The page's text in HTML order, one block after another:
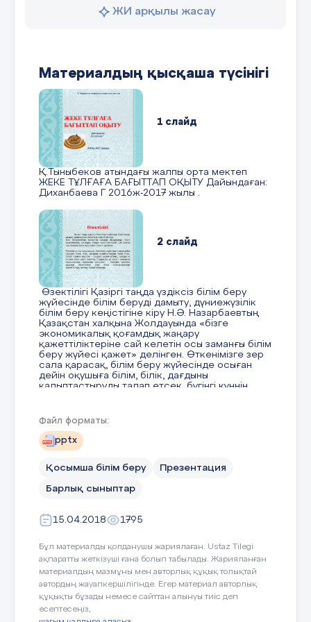
Өзіндік ойын білдіре алатын тұлға;
Таңдау;
Педагогикалық қолдау;
Принциптері
Көкейтесті мәселелерді өзіндік шешу;
Жеке даралық;
Таңдау;
Шығармашылық пен сәттілік;
Сенімділік пен қолдау;
Тұлғаға бағытталған оқытудың мазмұнының
компоненттері:
Аксиологиялық (құндылық);
Когнитивтік (білімділік);
Тұлғалық;
технологиялық)
Сыртқы дүниеден қабылдағанның барлығына
оқушытаңдаумен қарайды. Ғылыми-
педагогикалық логиканың барлық ережелері
бойынша бір жүйеге біріктірілген түсініктердің
барлығын оқушылар игере алады деп айта
алмаймыз,
оқушы
меңгереді. Сондықтан оқу үрдісін
ұйымдастырғандағы бастапқы нүкте субъектік
іздеу, дамудың жақын аймақтарын анықтау.
Оқу қызметінің тәсілі
ОҚТ метабілім ретінде, танымның әдіс, тәсілдері
ретінде қарастырылады;
ЖИ арқылы жасау
Материалдың қысқаша түсінігі
1 слайд
Қ.Тыныбеков атындағы жалпы орта мектеп
ЖЕКЕ ТҰЛҒАҒА БАҒЫТТАП ОҚЫТУ Дайындаған:
Диханбаева Г 2016ж-2017 жылы .
2 слайд
Өзектілігі Қазіргі таңда үздіксіз білім беру
жүйесінде білім беруді дамыту, дүниежүзілік
білім беру кеңістігіне кіру Н.Ә. Назарбаевтың
Қазақстан халқына Жолдауында «бізге
экономикалық қоғамдық жаңару
қажеттіліктеріне сай келетін осы заманғы білім
беру жүйесі қажет» делінген. Өткенімізге зер
сала қарасақ, білім беру жүйесінде осыған
дейін оқушыға білім, білік, дағдыны
қалыптастыруды талап етсек, бүгінгі күннің
қазіргі замандағы педагогикалық ғылымның
ерекшелігі – баланың тұлғалық дамуына
бағытталған жаңа білім технологияларын
қалыптастыру, ұмтылу болып табылады.
Мақсаты: Білімді жеке тұлғаға бағыттау
арқылы өзін-өзі таныған, ақыл – ойын жан-жақты
дамытқан «Мендік» пікірі қалыптасқан оқушы
4 слайд
Файл форматы:
pptx
Қосымша білім беру Презентация
Барлық сыныптар
15.04.2018 1795
Бұл материалды қолданушы жариялаған. Ustaz Tilegi
ақпаратты жеткізуші ғана болып табылады. Жарияланған
материалдың мазмұны мен авторлық құқық толықтай
автордың жауапкершілігінде. Егер материал авторлық
құқықты бұзады немесе сайттан алынуы тиіс деп
есептесеңіз,